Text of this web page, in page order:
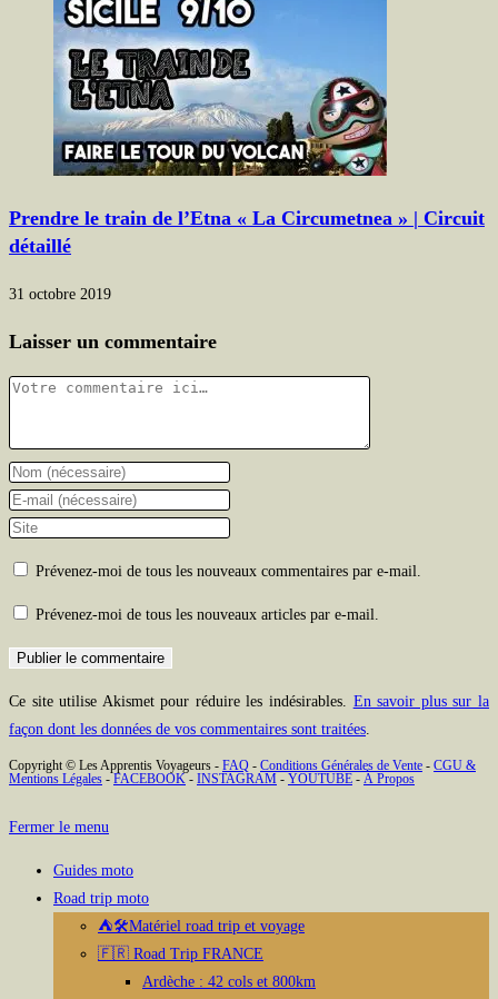
Prendre le train de l’Etna « La Circumetnea » | Circuit
détaillé
31 octobre 2019
Laisser un commentaire
Comment
Enter
your
name
username
to
Enter
your
address
to
Saisir
de
votre
(facultatif)
Prévenez-moi de tous les nouveaux commentaires par e-mail.
Prévenez-moi de tous les nouveaux articles par e-mail.
Ce site utilise Akismet pour réduire les indésirables. En savoir plus sur la
façon dont les données de vos commentaires sont traitées
Copyright © Les Apprentis Voyageurs - FAQ - Conditions Générales de Vente - CGU &
Mentions Légales -FACEBOOK- INSTAGRAM - YOUTUBE - À Propos
Fermer le menu
Guides moto
Road trip moto
⛺🛠️Matériel road trip et voyage
🇫🇷 Road Trip FRANCE
Ardèche : 42 cols et 800km